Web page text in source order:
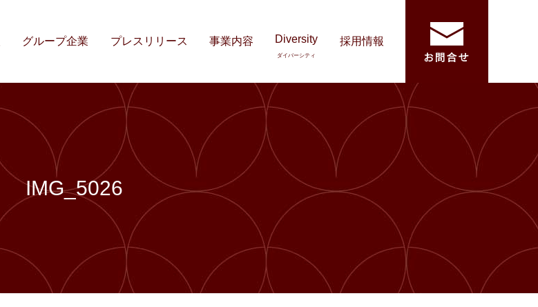
グループ企業 プレスリリース 事業内容 Diversity
ダイバーシティ
採用情報
IMG_5026